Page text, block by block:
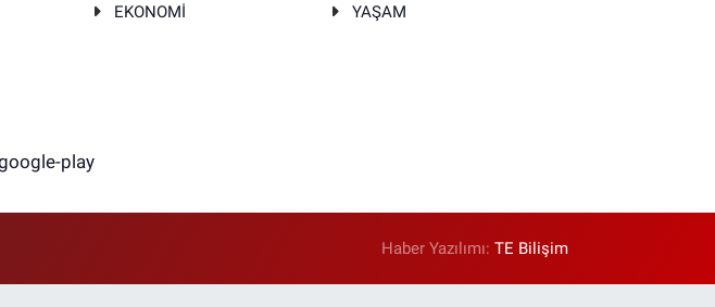
EKONOMİ
YAŞAM
Haber Yazılımı:TE Bilişim